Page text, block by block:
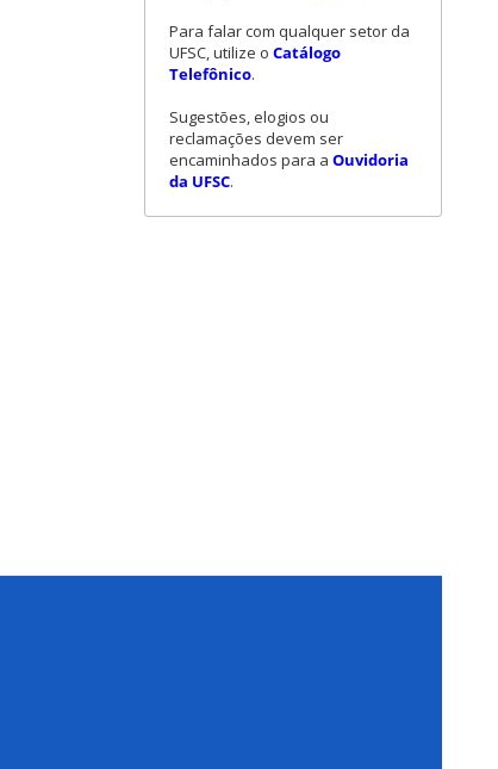
Para falar com qualquer setor da
UFSC, utilize o Catálogo
Telefônico.
Sugestões, elogios ou
reclamações devem ser
encaminhados para a Ouvidoria
da UFSC.